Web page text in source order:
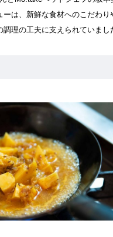
ーは、新鮮な食材へのこだわり
理の工夫に支えられていまし